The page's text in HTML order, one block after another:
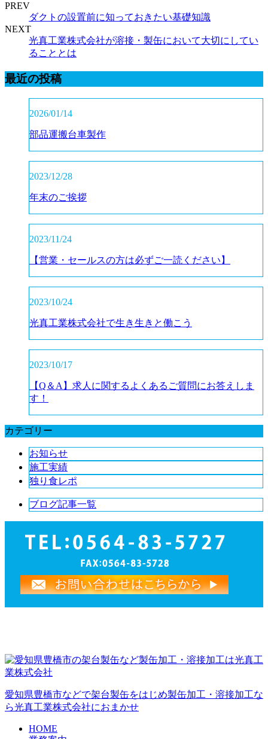
PREV
ダクトの設置前に知っておきたい基礎知識
NEXT
光真工業株式会社が溶接・製缶において大切にしてい
ることとは
最近の投稿
2026/01/14
部品運搬台車製作
2023/12/28
年末のご挨拶
2023/11/24
【営業・セールスの方は必ずご一読ください】
2023/10/24
光真工業株式会社で生き生きと働こう
2023/10/17
【Q＆A】求人に関するよくあるご質問にお答えしま
す！
カテゴリー
お知らせ
施工実績
独り食レポ
ブログ記事一覧
愛知県豊橋市などで架台製缶をはじめ製缶加工・溶接加工な
ら光真工業株式会社におまかせ
HOME